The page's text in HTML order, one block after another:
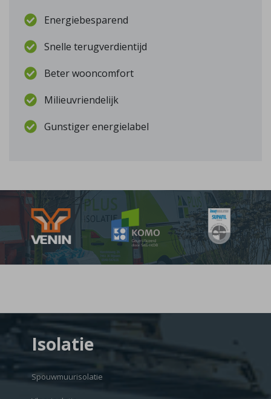
Energiebesparend
Snelle terugverdientijd
Beter wooncomfort
Milieuvriendelijk
Gunstiger energielabel
Isolatie
Spouwmuurisolatie